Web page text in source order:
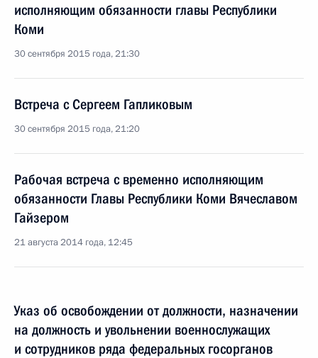
исполняющим обязанности главы Республики
Коми
30 сентября 2015 года, 21:30
Встреча с Сергеем Гапликовым
30 сентября 2015 года, 21:20
Рабочая встреча с временно исполняющим
обязанности Главы Республики Коми Вячеславом
Гайзером
21 августа 2014 года, 12:45
Указ об освобождении от должности, назначении
на должность и увольнении военнослужащих
и сотрудников ряда федеральных госорганов